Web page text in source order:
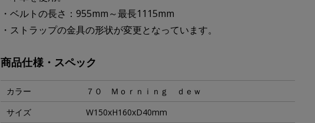
・ベルトの長さ：955mm～最長1115mm
・ストラップの金具の形状が変更となっています。
商品仕様・スペック
カラー
７０ Ｍｏｒｎｉｎｇ ｄｅｗ
サイズ
W150xH160xD40mm